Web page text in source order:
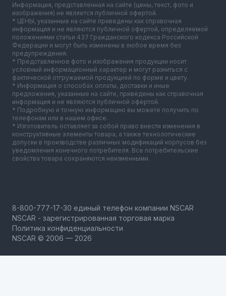
Информация, представленная на сайте (цены, текст, фото и
изображения) не является публичной офертой.
* ЦЕНЫ, указанные на сайте приведены как справочная
информация и не являются публичной офертой, определяемой
положениями статьи 437 Гражданского кодекса Российской
Федерации и могут быть изменены в любое время без
предупреждения.
* Представленное фото и изображения продукции носит
условный информационный характер и могут разниться с
фактической отгружаемой продукцией по форме и цвету.
* Информация о способах оплаты, доставки и иные
предложения, указанные на сайте, приведены как справочная
информация и не являются публичной офертой.
* Подробную и точную информацию вы можете получить по
телефонам или в нашем офисе.
* Изготовитель оставляет за собой право внести изменения в
конструктивные элементы товара, а также технологические
допуски в производстве различных модификаций корпусов без
уведомления конечного потребителя. Все потребительские
свойства товара сохраняются неизменными.
NSCAR - зарегистрированная торговая марка
Политика конфиденциальности
NSCAR © 2006 — 2026